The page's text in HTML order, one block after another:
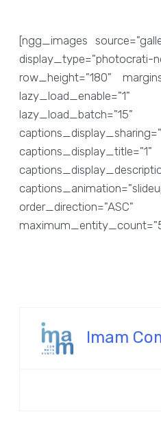
[ngg_images
display_type="photocrati-
row_height="180"
lazy_load_enable="1"
lazy_load_batch="15"
captions_display_title="1"
Imam